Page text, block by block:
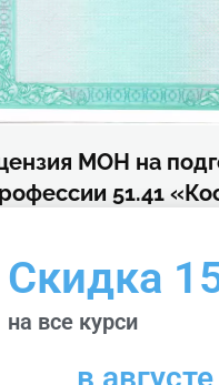
МОН на
51.41
диплома
Скидка
на все курси